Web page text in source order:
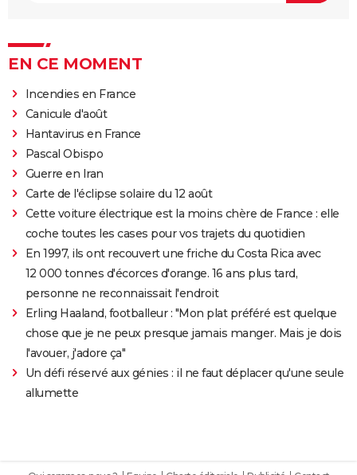
EN CE MOMENT
Incendies en France
Canicule d'août
Hantavirus en France
Pascal Obispo
Guerre en Iran
Carte de l'éclipse solaire du 12 août
Cette voiture électrique est la moins chère de France : elle
coche toutes les cases pour vos trajets du quotidien
En 1997, ils ont recouvert une friche du Costa Rica avec
12 000 tonnes d'écorces d'orange. 16 ans plus tard,
personne ne reconnaissait l'endroit
Erling Haaland, footballeur : "Mon plat préféré est quelque
chose que je ne peux presque jamais manger. Mais je dois
l'avouer, j'adore ça"
Un défi réservé aux génies : il ne faut déplacer qu'une seule
allumette